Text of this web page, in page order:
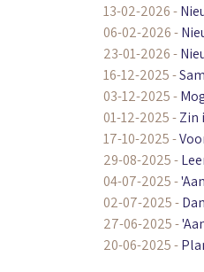
13-02-2026-
06-02-2026-
23-01-2026-
16-12-2025-
03-12-2025-
01-12-2025-Zin
17-10-2025-
29-08-2025-
04-07-2025-
02-07-2025-
27-06-2025-
20-06-2025-